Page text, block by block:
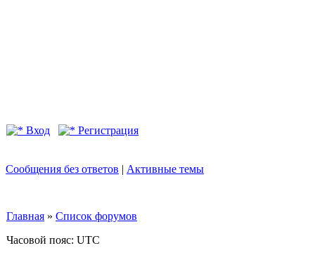
Вход Регистрация
Сообщения без ответов | Активные темы
Главная » Список форумов
Часовой пояс: UTC